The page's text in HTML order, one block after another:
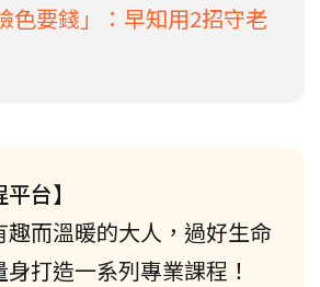
色要錢」：早知用2招守老
台】
趣而溫暖的大人，過好生命
打造一系列專業課程！